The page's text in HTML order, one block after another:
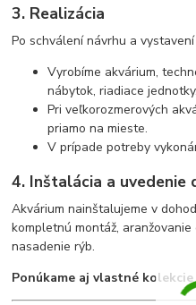
3. Realizácia
Po schválení návrhu a
Vyrobíme akvárium,
nábytok, riadiace jednotky.
Pri veľkorozmerových
priamo na mieste.
V prípade potreby
4. Inštalácia a uvedenie
Akvárium nainštalujeme v
kompletnú montáž,
nasadenie rýb.
Ponúkame aj vlastné